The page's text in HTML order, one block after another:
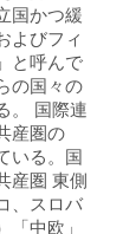
国かつ緩
よびフィ
と呼んで
の国々の
。 国際連
産圏の
いる。国
産圏 東側
、スロバ
中欧」